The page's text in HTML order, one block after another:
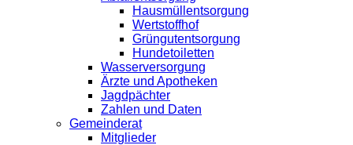
Hausmüllentsorgung
Wertstoffhof
Grüngutentsorgung
Hundetoiletten
Wasserversorgung
Ärzte und Apotheken
Jagdpächter
Zahlen und Daten
Gemeinderat
Mitglieder